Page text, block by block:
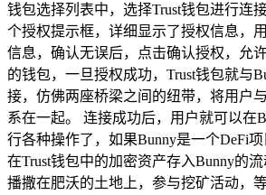
钱包选择列表中，选择Trust钱包进行连
个授权提示框，详细显示了授权信息，
信息，确认无误后，点击确认授权，允
的钱包，一旦授权成功，Trust钱包就与
接，仿佛两座桥梁之间的纽带，将用户
系在一起。 连接成功后，用户就可以在
行各种操作了，如果Bunny是一个DeFi
在Trust钱包中的加密资产存入Bunny的
播撒在肥沃的土地上，参与挖矿活动，